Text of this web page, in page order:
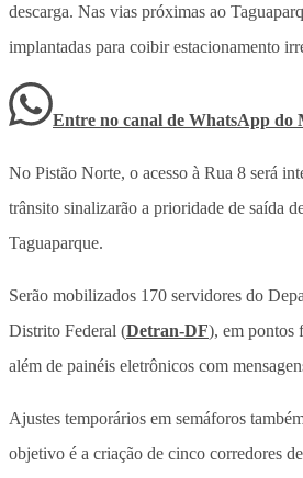
descarga. Nas vias próximas ao
implantadas para coibir estacionamento
Entre no canal de WhatsApp do
No Pistão Norte, o acesso à Rua 8 será
trânsito sinalizarão a prioridade de saída
Taguaparque.
Serão mobilizados 170 servidores do
Distrito Federal (Detran-DF), em pontos
além de painéis eletrônicos com
Ajustes temporários em semáforos
objetivo é a criação de cinco corredores